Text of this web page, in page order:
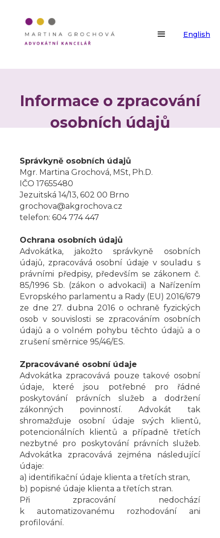
English
Informace o zpracování
osobních údajů
Správkyně osobních údajů
Mgr. Martina Grochová, MSt, Ph.D.
IČO 17655480
Jezuitská 14/13, 602 00 Brno
grochova@akgrochova.cz
telefon: 604 774 447
Ochrana osobních údajů
Advokátka, jakožto správkyně osobních
údajů, zpracovává osobní údaje v souladu s
právními předpisy, především se zákonem č.
85/1996 Sb. (zákon o advokacii) a Nařízením
Evropského parlamentu a Rady (EU) 2016/679
ze dne 27. dubna 2016 o ochraně fyzických
osob v souvislosti se zpracováním osobních
údajů a o volném pohybu těchto údajů a o
zrušení směrnice 95/46/ES.
Zpracovávané osobní údaje
Advokátka zpracovává pouze takové osobní
údaje, které jsou potřebné pro řádné
poskytování právních služeb a dodržení
zákonných povinností. Advokát tak
shromažďuje osobní údaje svých klientů,
potencionálních klientů a případně třetích
nezbytné pro poskytování právních služeb.
Advokátka zpracovává zejména následující
údaje:
a) identifikační údaje klienta a třetích stran,
b) popisné údaje klienta a třetích stran.
Při zpracování nedochází
k automatizovanému rozhodování ani
profilování.